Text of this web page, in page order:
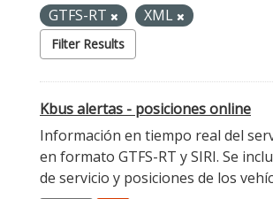
GTFS-RT
XML
Filter Results
Kbus alertas - posiciones online
Información en tiempo real del
en formato GTFS-RT y SIRI. Se
de servicio y posiciones de los